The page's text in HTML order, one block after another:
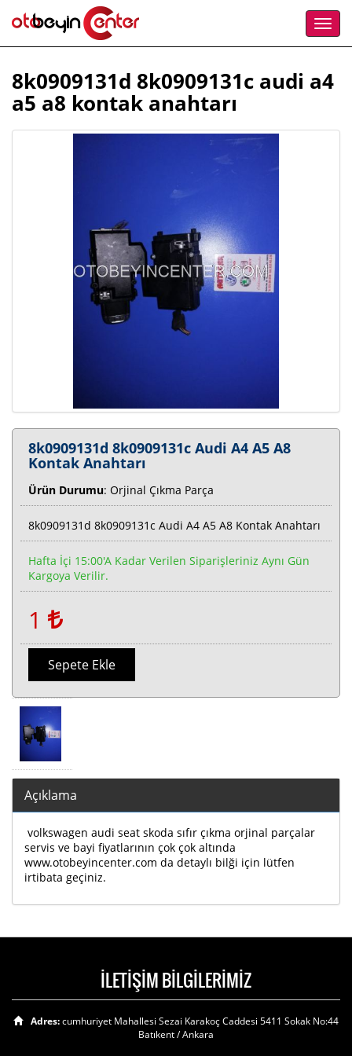
8k0909131d 8k0909131c audi a4
a5 a8 kontak anahtarı
8k0909131d 8k0909131c Audi A4 A5 A8
Kontak Anahtarı
Ürün Durumu: Orjinal Çıkma Parça
8k0909131d 8k0909131c Audi A4 A5 A8 Kontak Anahtarı
Hafta İçi 15:00'a Kadar Verilen Siparişleriniz Aynı Gün
Kargoya Verilir.
1
Sepete Ekle
Açıklama
volkswagen audi seat skoda sıfır çıkma orjinal parçalar
servis ve bayi fiyatlarının çok çok altında
www.otobeyincenter.com da detaylı bilği için lütfen
irtibata geçiniz.
İLETİŞİM BİLGİLERİMİZ
Adres:cumhuriyet Mahallesi Sezai Karakoç Caddesi 5411 Sokak No:44
Batıkent / Ankara